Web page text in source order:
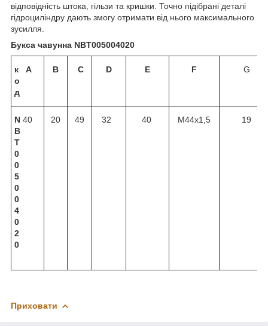
відповідність штока, гільзи та кришки. Точно підібрані деталі
гідроциліндру дають змогу отримати від нього максимального
зусилля.
Букса чавунна NBT005004020
к
о
д
A B C D E F G
N
B
T
0
0
5
0
0
4
0
2
0
40 20 49 32 40 M44x1,5 19
Приховати